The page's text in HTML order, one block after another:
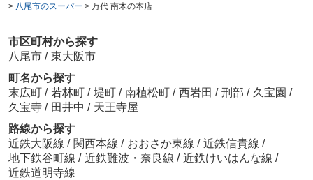
> 八尾市のスーパー > 万代 南木の本店
市区町村から探す
八尾市 / 東大阪市
町名から探す
末広町 / 若林町 / 堤町 / 南植松町 / 西岩田 / 刑部 / 久宝園 /
久宝寺 / 田井中 / 天王寺屋
路線から探す
近鉄大阪線 / 関西本線 / おおさか東線 / 近鉄信貴線 /
地下鉄谷町線 / 近鉄難波・奈良線 / 近鉄けいはんな線 /
近鉄道明寺線